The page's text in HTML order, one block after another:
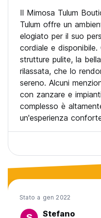
I bambini possono
camera privata. (Auto-
Il Mimosa Tulum
Tulum offre un
elogiato per il suo
cordiale e
strutture pulite, la
rilassata, che lo
sereno. Alcuni
con zanzare e
complesso è
un'esperienza
Stato a gen 2022
Stefano